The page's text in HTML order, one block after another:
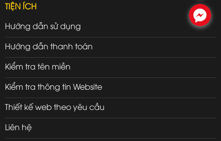
TIỆN ÍCH
Hướng dẫn sử dụng
Hướng dẫn thanh toán
Kiểm tra tên miền
Kiểm tra thông tin Website
Thiết kế web theo yêu cầu
Liên hệ
.